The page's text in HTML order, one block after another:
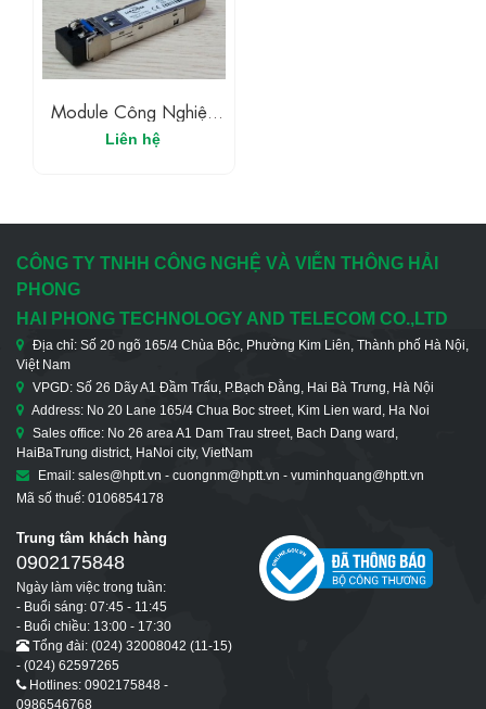
Module Công Nghiệp
Upcom MWS-01-31-
Liên hệ
CÔNG TY TNHH CÔNG NGHỆ VÀ VIỄN THÔNG HẢI
PHONG
HAI PHONG TECHNOLOGY AND TELECOM CO.,LTD
Địa chỉ: Số 20 ngõ 165/4 Chùa Bộc, Phường Kim Liên, Thành phố Hà Nội,
Việt Nam
VPGD: Số 26 Dãy A1 Đầm Trấu, P.Bạch Đằng, Hai Bà Trưng, Hà Nội
Address: No 20 Lane 165/4 Chua Boc street, Kim Lien ward, Ha Noi
Sales office: No 26 area A1 Dam Trau street, Bach Dang ward,
HaiBaTrung district, HaNoi city, VietNam
Email: sales@hptt.vn - cuongnm@hptt.vn - vuminhquang@hptt.vn
Mã số thuế: 0106854178
Trung tâm khách hàng
0902175848
Ngày làm việc trong tuần:
- Buổi sáng: 07:45 - 11:45
- Buổi chiều: 13:00 - 17:30
Tổng đài: (024) 32008042 (11-15)
- (024) 62597265
Hotlines: 0902175848 -
0986546768